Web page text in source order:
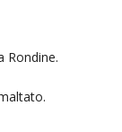
Rondine.